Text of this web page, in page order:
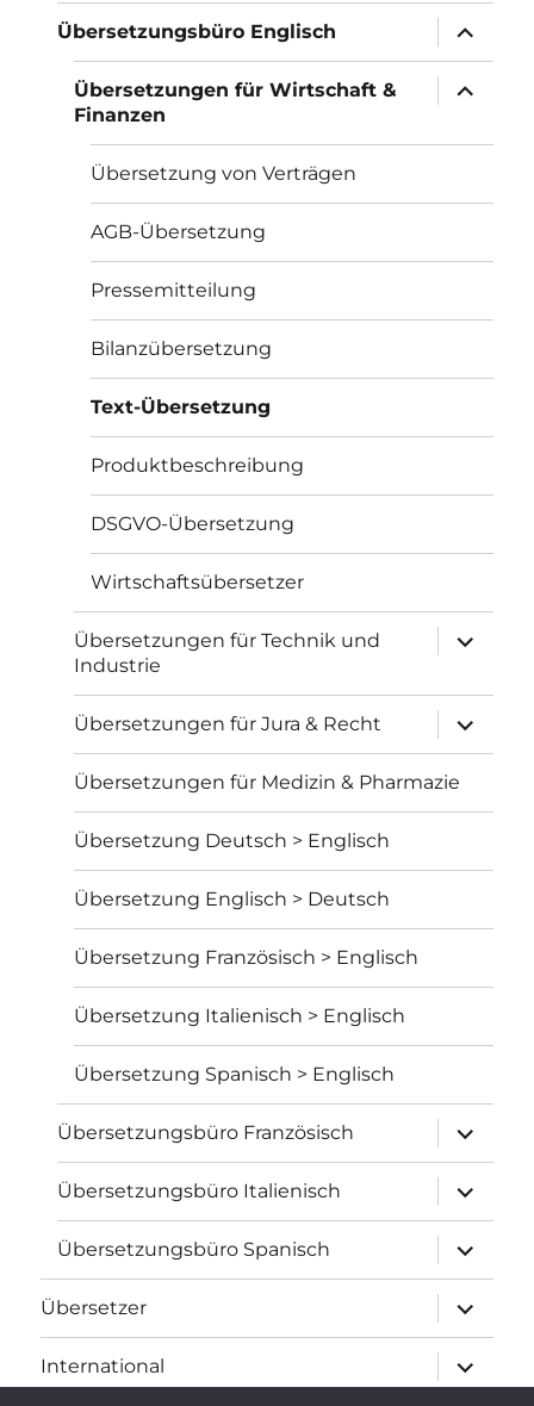
Übersetzungsbüro Englisch
öffnen
Übersetzungen für Wirtschaft &
Finanzen
öffnen
Übersetzung von Verträgen
AGB-Übersetzung
Pressemitteilung
Bilanzübersetzung
Text-Übersetzung
Produktbeschreibung
DSGVO-Übersetzung
Wirtschaftsübersetzer
Übersetzungen für Technik und
Industrie
öffnen
Übersetzungen für Jura & Recht
öffnen
Übersetzungen für Medizin & Pharmazie
Übersetzung Deutsch > Englisch
Übersetzung Englisch > Deutsch
Übersetzung Französisch > Englisch
Übersetzung Italienisch > Englisch
Übersetzung Spanisch > Englisch
Übersetzungsbüro Französisch
öffnen
Übersetzungsbüro Italienisch
öffnen
Übersetzungsbüro Spanisch
öffnen
Übersetzer
öffnen
International
öffnen